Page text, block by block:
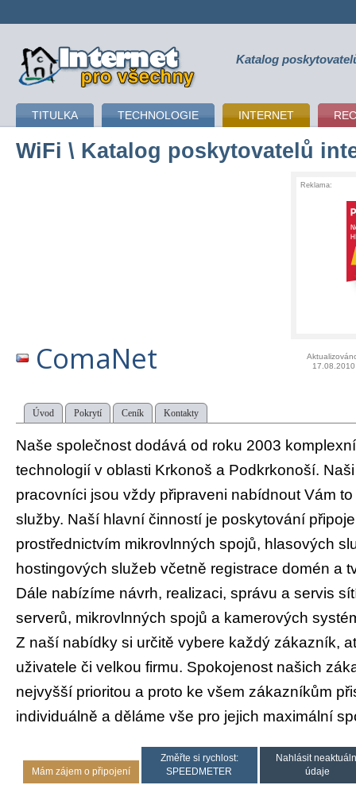
připojení k internetu Katalog
TITULKA TECHNOLOGIE INTERNET
WiFi \ Katalog poskytovatelů
Reklama:
ComaNet
17.08.2010
Úvod Pokrytí Ceník Kontakty
Naše společnost dodává od roku 2003
technologií v oblasti Krkonoš a Podkrkonoší.
pracovníci jsou vždy připraveni nabídnout Vám
služby. Naší hlavní činností je poskytování
prostřednictvím mikrovlnných spojů, hlasových
hostingových služeb včetně registrace domén a
Dále nabízíme návrh, realizaci, správu a servis
serverů, mikrovlnných spojů a kamerových
Z naší nabídky si určitě vybere každý zákazník,
uživatele či velkou firmu. Spokojenost našich
nejvyšší prioritou a proto ke všem zákazníkům
individuálně a děláme vše pro jejich maximální
Mám zájem o připojení
Změřte si rychlost:
SPEEDMETER
Nahlásit
údaje